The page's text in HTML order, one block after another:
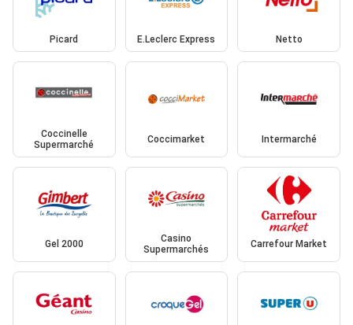
Picard E.Leclerc Express Netto
Coccinelle
Supermarché
Coccimarket Intermarché
Gel 2000
Casino
Supermarchés
Carrefour Market